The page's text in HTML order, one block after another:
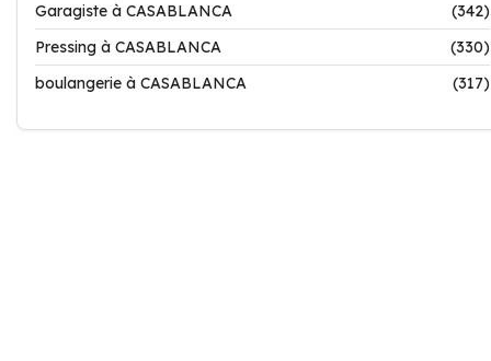
Garagiste à CASABLANCA
(342)
Pressing à CASABLANCA
(330)
boulangerie à CASABLANCA
(317)